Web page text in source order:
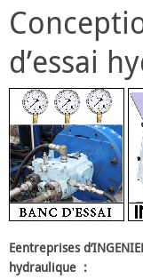
d’essai
Eentreprises
hydraulique :